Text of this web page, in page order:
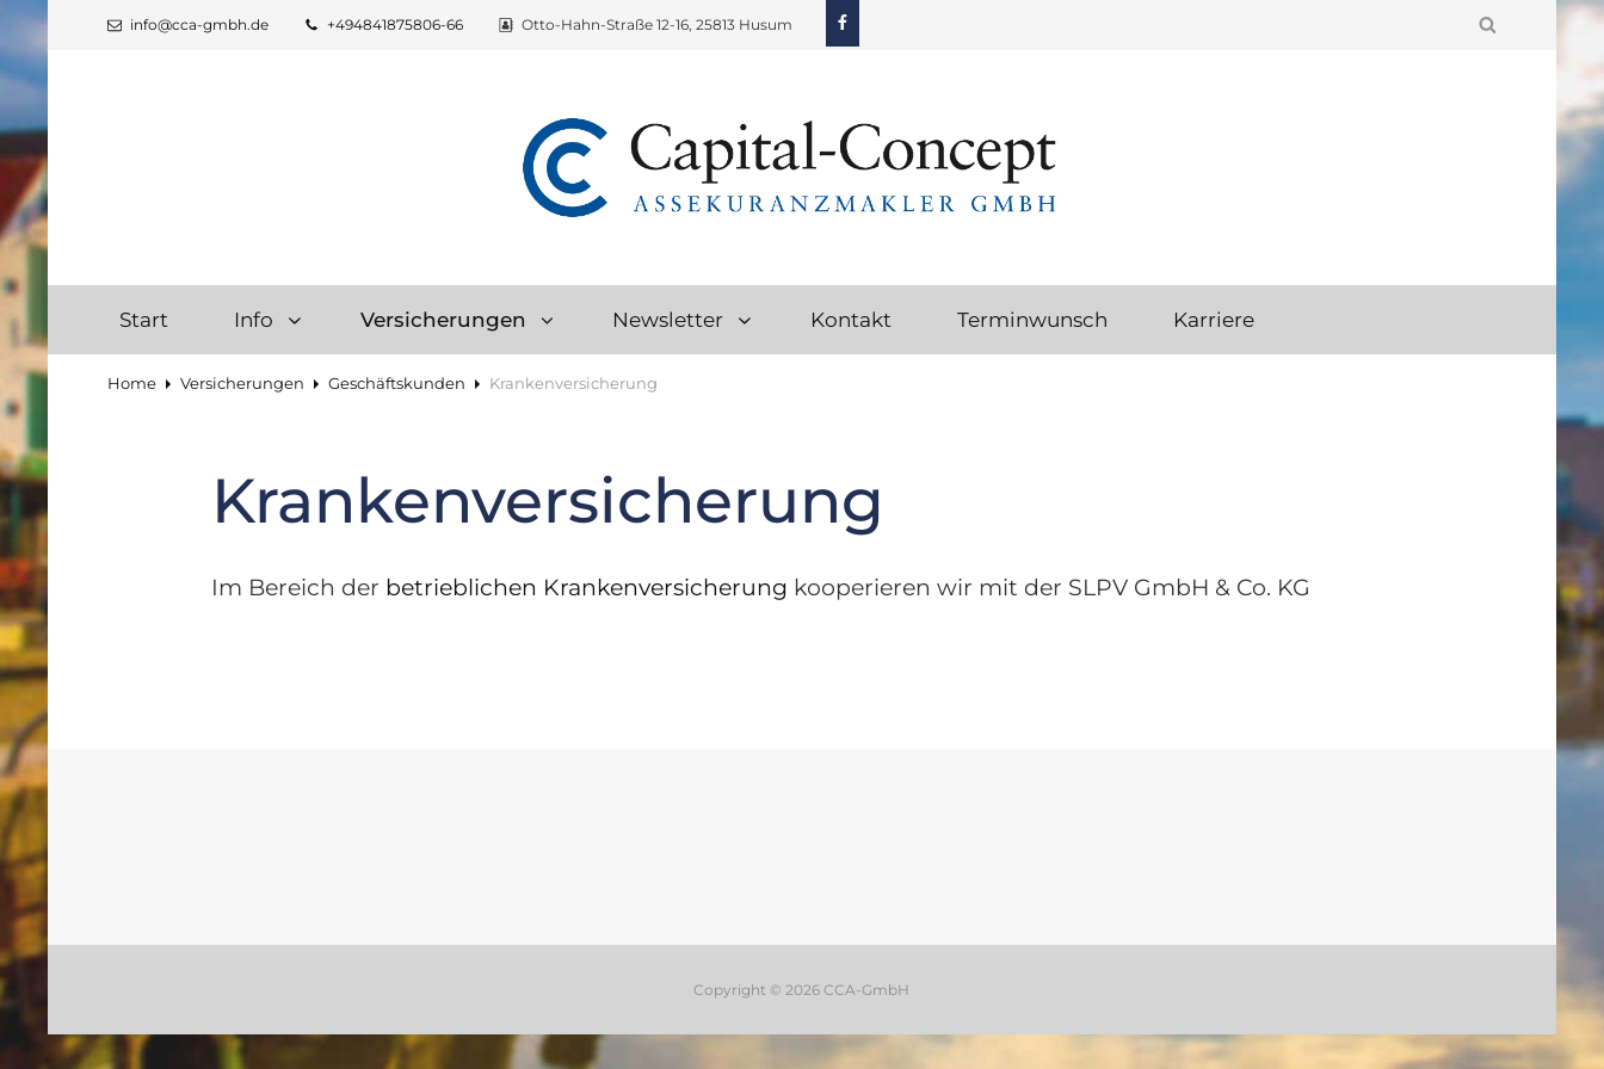
info@cca-gmbh.de +494841875806-66 Otto-Hahn-Straße 12-16, 25813 Husum Facebook
CAPITAL-CONCEPT ASSEKURANZ GMBH
Versicherungen Mit Echtem Service
Start Info Versicherungen Newsletter Kontakt Terminwunsch Karriere
Home Versicherungen Geschäftskunden Krankenversicherung
Krankenversicherung
Im Bereich der betrieblichen Krankenversicherung kooperieren wir mit der SLPV GmbH & Co. KG
Copyright © 2026 CCA-GmbH